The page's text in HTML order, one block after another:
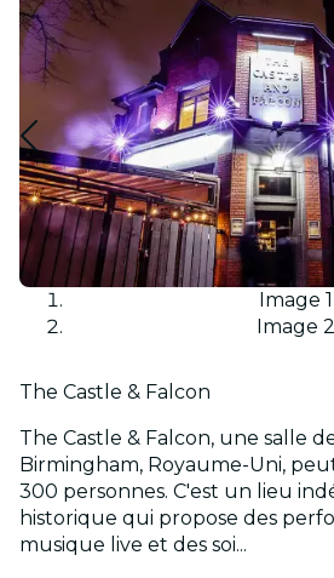
Image 1
Image 2
The Castle & Falcon
The Castle & Falcon, une salle
Birmingham, Royaume-Uni,
300 personnes. C'est un lieu
historique qui propose des
musique live et des soi...